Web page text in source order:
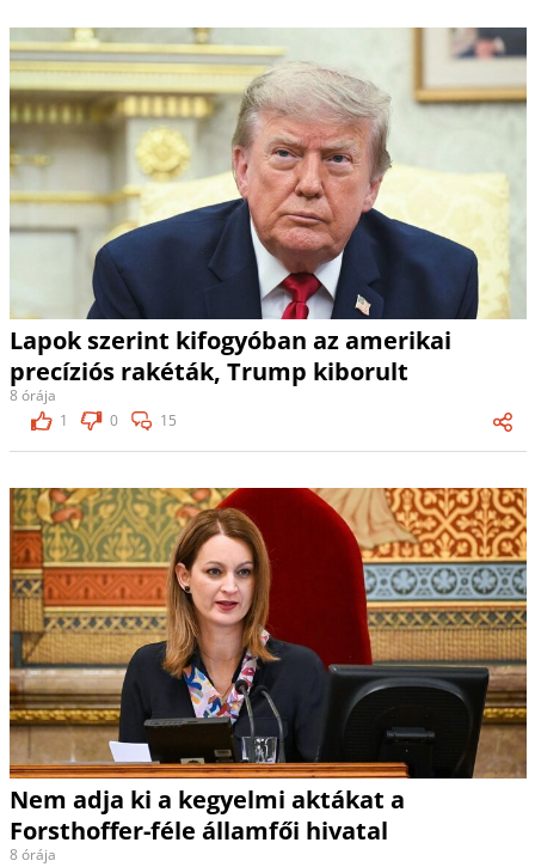
Lapok szerint kifogyóban az amerikai
precíziós rakéták, Trump kiborult
8 órája
1
0 15
Nem adja ki a kegyelmi aktákat a
Forsthoffer-féle államfői hivatal
8 órája